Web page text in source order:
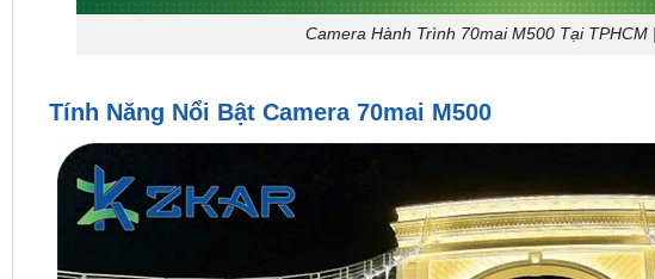
Camera Hành Trình 70mai M500 Tại TPHCM
Tính Năng Nổi Bật Camera 70mai M500